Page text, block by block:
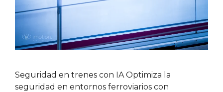
Seguridad en trenes con IA Optimiza la
seguridad en entornos ferroviarios con